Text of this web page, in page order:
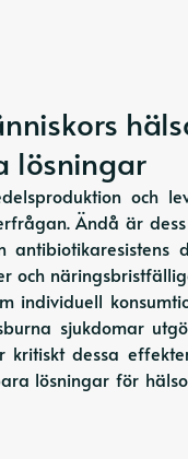
lösningar
och
Ändå är
antibiotikaresistens
och
individuell
sjukdomar
kritiskt dessa
lösningar för